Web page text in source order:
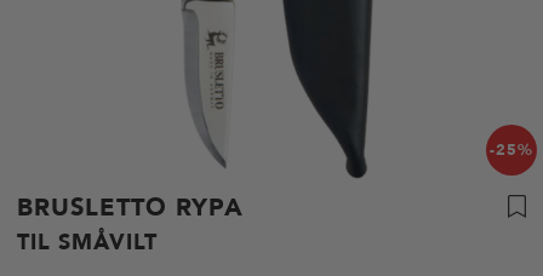
-25%
BRUSLETTO RYPA
TIL SMÅVILT